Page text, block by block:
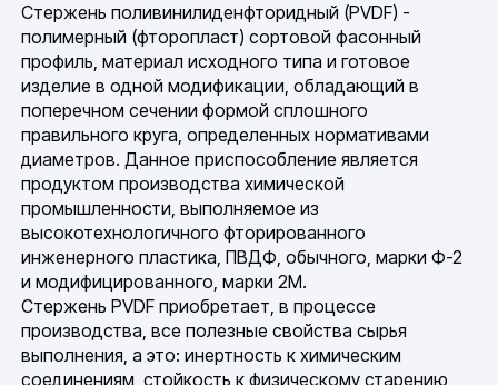
Стержень поливинилиденфторидный (PVDF) -
полимерный (фторопласт) сортовой фасонный
профиль, материал исходного типа и готовое
изделие в одной модификации, обладающий в
поперечном сечении формой сплошного
правильного круга, определенных нормативами
диаметров. Данное приспособление является
продуктом производства химической
промышленности, выполняемое из
высокотехнологичного фторированного
инженерного пластика, ПВДФ, обычного, марки Ф-2
и модифицированного, марки 2М.
Стержень PVDF приобретает, в процессе
производства, все полезные свойства сырья
выполнения, а это: инертность к химическим
соединениям, стойкость к физическому старению,